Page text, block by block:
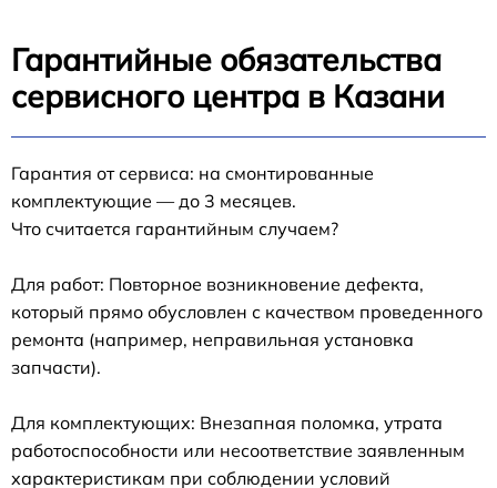
Гарантийные обязательства
сервисного центра в Казани
Гарантия от сервиса: на смонтированные
комплектующие — до 3 месяцев.
Что считается гарантийным случаем?
Для работ: Повторное возникновение дефекта,
который прямо обусловлен с качеством проведенного
ремонта (например, неправильная установка
запчасти).
Для комплектующих: Внезапная поломка, утрата
работоспособности или несоответствие заявленным
характеристикам при соблюдении условий